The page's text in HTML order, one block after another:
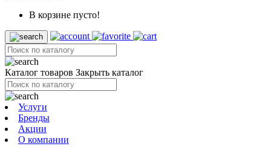
В корзине пусто!
Каталог товаров Закрыть каталог
Услуги
Бренды
Акции
О компании